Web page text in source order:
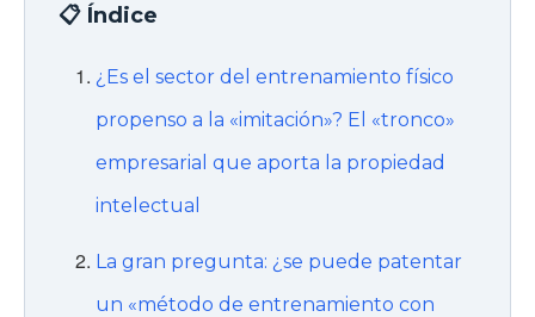
📋 Índice
¿Es el sector del entrenamiento físico
propenso a la «imitación»? El «tronco»
empresarial que aporta la propiedad
intelectual
La gran pregunta: ¿se puede patentar
un «método de entrenamiento con